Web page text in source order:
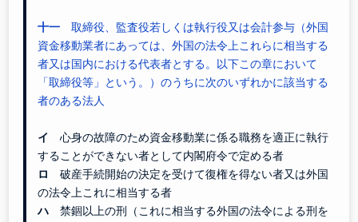
十一取締役、監査役若しくは執行役又は会計参与（外国
資金移動業者にあっては、外国の法令上これらに相当する
者又は国内における代表者とする。以下この章において
「取締役等」という。）のうちに次のいずれかに該当する
者のある法人
イ
心身の故障のため資金移動業に係る職務を適正に執行
することができない者として内閣府令で定める者
ロ
破産手続開始の決定を受けて復権を得ない者又は外国
の法令上これに相当する者
ハ禁錮以上の刑（これに相当する外国の法令による刑を